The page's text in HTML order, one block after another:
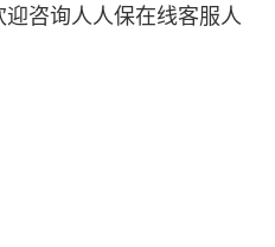
咨询人人保在线客服人